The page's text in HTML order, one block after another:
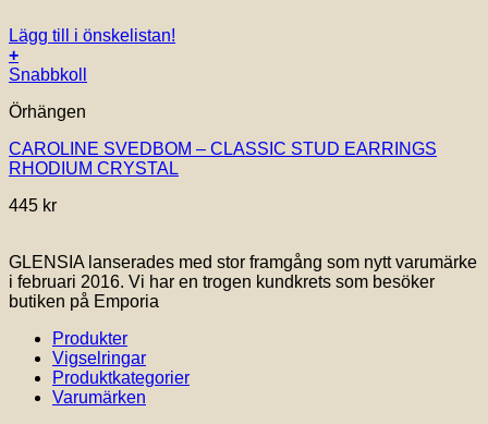
Lägg till i önskelistan!
+
Snabbkoll
Örhängen
CAROLINE SVEDBOM – CLASSIC STUD EARRINGS
RHODIUM CRYSTAL
445 kr
GLENSIA lanserades med stor framgång som nytt varumärke
i februari 2016. Vi har en trogen kundkrets som besöker
butiken på Emporia
Produkter
Vigselringar
Produktkategorier
Varumärken